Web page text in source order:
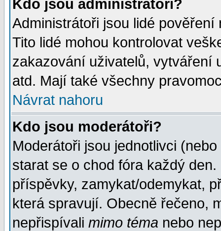
Kdo jsou administrátoři?
Administrátoři jsou lidé
Tito lidé mohou kontrolovat
zakazování uživatelů, vytváření
atd. Mají také všechny
Návrat nahoru
Kdo jsou moderátoři?
Moderátoři jsou jednotlivci
starat se o chod fóra každý
příspěvky, zamykat/odemykat,
která spravují. Obecně řečeno,
nepřispívali mimo téma nebo